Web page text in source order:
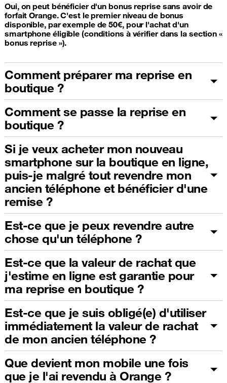
Oui, on peut bénéficier d'un bonus reprise sans avoir de
forfait Orange. C'est le premier niveau de bonus
disponible, par exemple de 50€, pour l'achat d'un
smartphone éligible (conditions à vérifier dans la section «
bonus reprise »).
Comment préparer ma reprise en
boutique ?
Comment se passe la reprise en
boutique ?
Si je veux acheter mon nouveau
smartphone sur la boutique en ligne,
puis-je malgré tout revendre mon
ancien téléphone et bénéficier d'une
remise ?
Est-ce que je peux revendre autre
chose qu'un téléphone ?
Est-ce que la valeur de rachat que
j'estime en ligne est garantie pour
ma reprise en boutique ?
Est-ce que je suis obligé(e) d'utiliser
immédiatement la valeur de rachat
de mon ancien téléphone ?
Que devient mon mobile une fois
que je l'ai revendu à Orange ?